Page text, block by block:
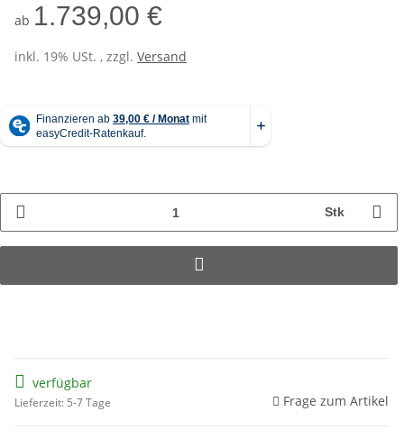
ab 1.739,00 €
inkl. 19% USt. , zzgl. Versand
Stk
verfügbar
Lieferzeit: 5-7 Tage Frage zum Artikel